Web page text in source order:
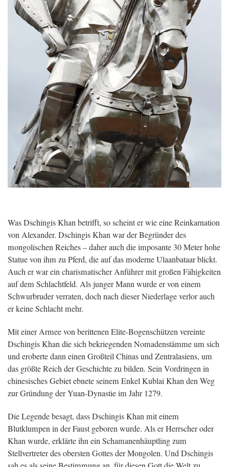
Was Dschingis Khan betrifft, so scheint er wie eine Reinkarnation
von Alexander. Dschingis Khan war der Begründer des
mongolischen Reiches – daher auch die imposante 30 Meter hohe
Statue von ihm zu Pferd, die auf das moderne Ulaanbataar blickt.
Auch er war ein charismatischer Anführer mit großen Fähigkeiten
auf dem Schlachtfeld. Als junger Mann wurde er von einem
Schwurbruder verraten, doch nach dieser Niederlage verlor auch
er keine Schlacht mehr.
Mit einer Armee von berittenen Elite-Bogenschützen vereinte
Dschingis Khan die sich bekriegenden Nomadenstämme um sich
und eroberte dann einen Großteil Chinas und Zentralasiens, um
das größte Reich der Geschichte zu bilden. Sein Vordringen in
chinesisches Gebiet ebnete seinem Enkel Kublai Khan den Weg
zur Gründung der Yuan-Dynastie im Jahr 1279.
Die Legende besagt, dass Dschingis Khan mit einem
Blutklumpen in der Faust geboren wurde. Als er Herrscher oder
Khan wurde, erklärte ihn ein Schamanenhäuptling zum
Stellvertreter des obersten Gottes der Mongolen. Und Dschingis